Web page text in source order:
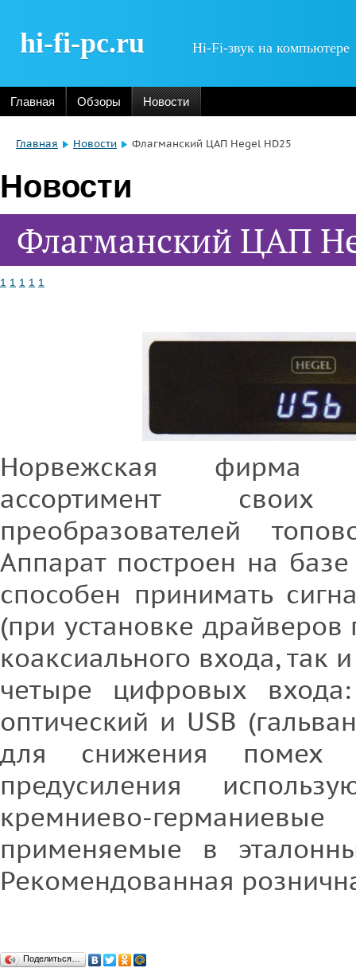
hi-fi-pc.ru Hi-Fi-звук на компьютере
Главная Обзоры Новости
Главная Новости Флагманский ЦАП Hegel HD25
Новости
Флагманский ЦАП
1 1 1 1 1
Норвежская фирма
ассортимент своих
преобразователей
Аппарат построен на
способен принимать
(при установке драйверов
коаксиального входа, так
четыре цифровых
оптический и USB
для снижения
предусиления
кремниево-
применяемые в
Рекомендованная
Поделиться…